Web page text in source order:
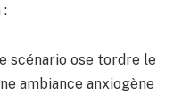
:
scénario ose tordre le
ambiance anxiogène